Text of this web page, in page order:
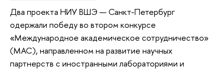
Два проекта НИУ ВШЭ — Санкт-Петербург
одержали победу во втором конкурсе
«Международное академическое сотрудничество»
(МАС), направленном на развитие научных
партнерств с иностранными лабораториями и